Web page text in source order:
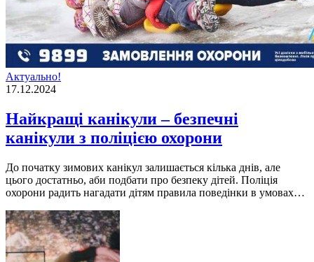
Актуально!
17.12.2024
Найкращі канікули – безпечні
канікули з поліцією охорони
До початку зимових канікул залишається кілька днів, але
цього достатньо, аби подбати про безпеку дітей. Поліція
охорони радить нагадати дітям правила поведінки в умовах…